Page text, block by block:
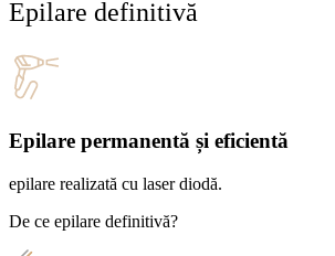
Epilare definitivă
Epilare permanentă și eficientă
epilare realizată cu laser diodă.
De ce epilare definitivă?